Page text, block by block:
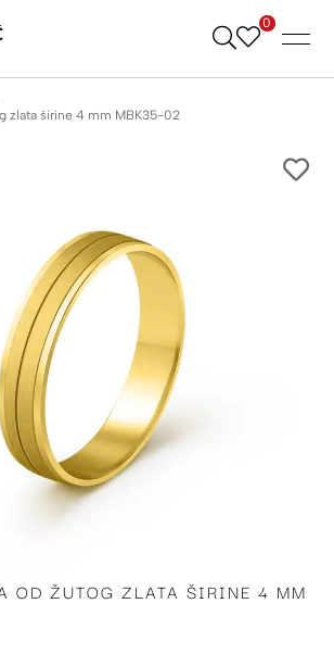
Skip
0
zlata širine 4 mm MBK35-02
OD ŽUTOG ZLATA ŠIRINE 4 MM